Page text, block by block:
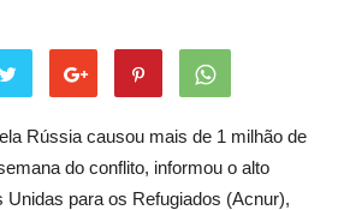
Rússia causou mais de 1 milhão de
do conflito, informou o alto
para os Refugiados (Acnur),